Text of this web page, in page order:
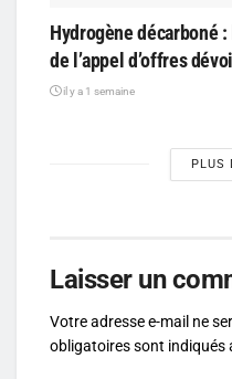
Hydrogène décarboné
de l’appel d’offres
il y a 1 semaine
PLUS
Laisser un
Votre adresse e-mail ne
obligatoires sont indiqués